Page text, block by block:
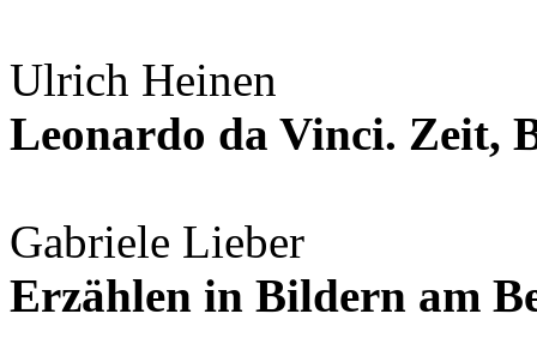
Ulrich Heinen
Leonardo da Vinci. Zeit,
Gabriele Lieber
Erzählen in Bildern am